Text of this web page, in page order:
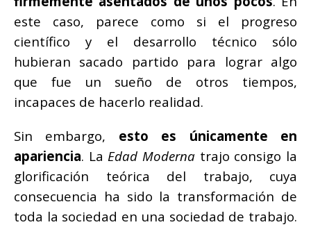
este caso, parece como si el progreso
científico y el desarrollo técnico sólo
hubieran sacado partido para lograr algo
que fue un sueño de otros tiempos,
incapaces de hacerlo realidad.
Sin embargo, esto es únicamente en
apariencia. LaEdad Moderna trajo consigo la
glorificación teórica del trabajo, cuya
consecuencia ha sido la transformación de
toda la sociedad en una sociedad de trabajo.